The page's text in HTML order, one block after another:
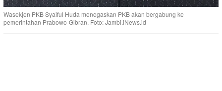
Wasekjen PKB Syaiful Huda menegaskan PKB akan bergabung ke
pemerintahan Prabowo-Gibran. Foto: Jambi.iNews.id